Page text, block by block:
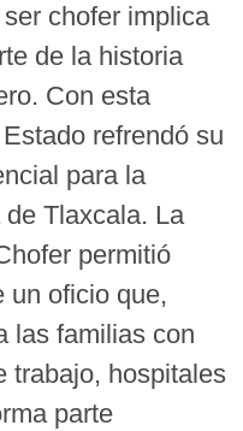
chofer implica
de la historia
Con esta
refrendó su
para la
Tlaxcala. La
permitió
un oficio que,
las familias con
trabajo, hospitales
parte